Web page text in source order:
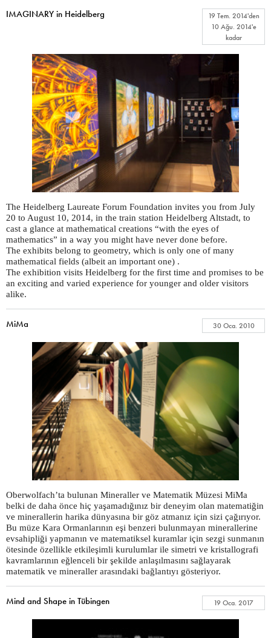
IMAGINARY in Heidelberg
19 Tem. 2014'den
10 Ağu. 2014'e
kadar
The Heidelberg Laureate Forum Foundation invites you from July
20 to August 10, 2014, in the train station Heidelberg Altstadt, to
cast a glance at mathematical creations “with the eyes of
mathematics” in a way you might have never done before.
The exhibits belong to geometry, which is only one of many
mathematical fields (albeit an important one) .
The exhibition visits Heidelberg for the first time and promises to be
an exciting and varied experience for younger and older visitors
alike.
MiMa 30 Oca. 2010
Oberwolfach’ta bulunan Mineraller ve Matematik Müzesi MiMa
belki de daha önce hiç yaşamadığınız bir deneyim olan matematiğin
ve minerallerin harika dünyasına bir göz atmanız için sizi çağırıyor.
Bu müze Kara Ormanlarının eşi benzeri bulunmayan minerallerine
evsahipliği yapmanın ve matematiksel kuramlar için sezgi sunmanın
ötesinde özellikle etkileşimli kurulumlar ile simetri ve kristallografi
kavramlarının eğlenceli bir şekilde anlaşılmasını sağlayarak
matematik ve mineraller arasındaki bağlantıyı gösteriyor.
Mind and Shape in Tübingen 19 Oca. 2017